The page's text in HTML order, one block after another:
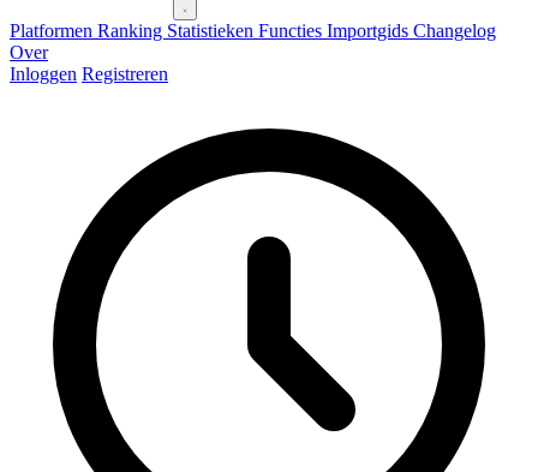
Platformen Ranking Statistieken Functies Importgids Changelog
Over
Inloggen Registreren